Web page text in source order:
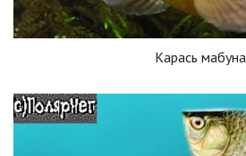
Карась мабуна